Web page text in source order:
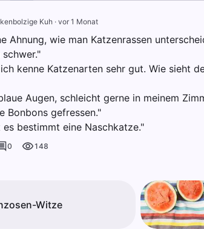
Kuh· vor 1 Monat
Ahnung, wie man Katzenrassen
kenne Katzenarten sehr gut. Wie sieht
Augen, schleicht gerne in meinem
Bonbons gefressen."
es bestimmt eine Naschkatze."
0 148
Witze